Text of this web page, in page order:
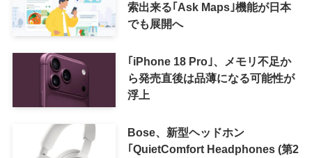
索出来る｢Ask Maps｣機能が日本
でも展開へ
｢iPhone 18 Pro｣、メモリ不足か
ら発売直後は品薄になる可能性が
浮上
Bose、新型ヘッドホン
｢QuietComfort Headphones (第2